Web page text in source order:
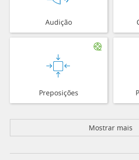
Audição
Preposições
Mostrar mais